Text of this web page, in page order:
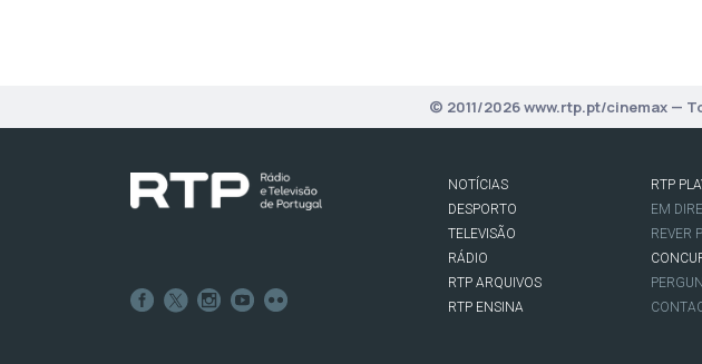
© 2011/2026 www.rtp.pt/cinemax —
NOTÍCIAS
DESPORTO
TELEVISÃO
RÁDIO
RTP ARQUIVOS
RTP ENSINA
RTP
EM
REVER